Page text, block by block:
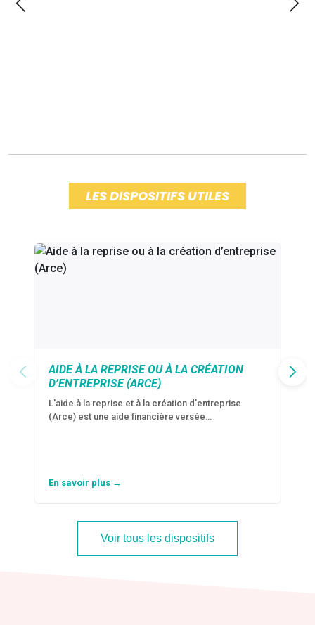
LES DISPOSITIFS UTILES
AIDE À LA REPRISE OU À LA CRÉATION
D’ENTREPRISE (ARCE)
L'aide à la reprise et à la création d'entreprise
(Arce) est une aide financière versée…
En savoir plus →
Voir tous les dispositifs